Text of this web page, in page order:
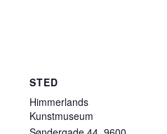
STED
Himmerlands
Kunstmuseum